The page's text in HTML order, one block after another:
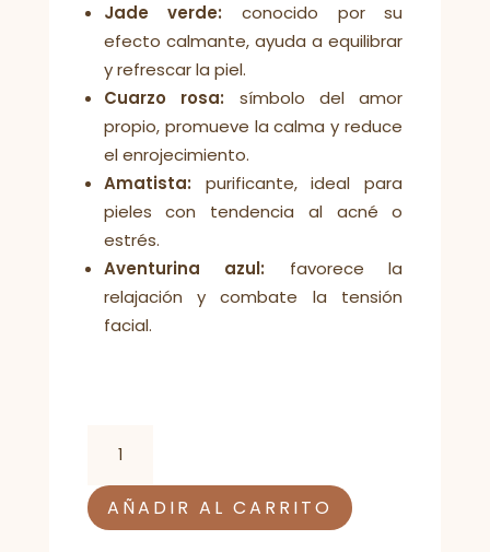
Jade verde: conocido por su
efecto calmante, ayuda a equilibrar
y refrescar la piel.
Cuarzo rosa: símbolo del amor
propio, promueve la calma y reduce
el enrojecimiento.
Amatista: purificante, ideal para
pieles con tendencia al acné o
estrés.
Aventurina azul: favorece la
relajación y combate la tensión
facial.
Sha
o
Masajeador
Facial
AÑADIR AL CARRITO